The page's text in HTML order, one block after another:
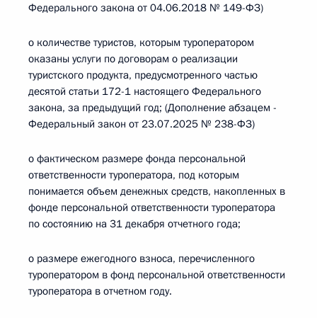
Федерального закона от 04.06.2018 № 149-ФЗ)
о количестве туристов, которым туроператором
оказаны услуги по договорам о реализации
туристского продукта, предусмотренного частью
десятой статьи 172-1 настоящего Федерального
закона, за предыдущий год; (Дополнение абзацем -
Федеральный закон от 23.07.2025 № 238-ФЗ)
о фактическом размере фонда персональной
ответственности туроператора, под которым
понимается объем денежных средств, накопленных в
фонде персональной ответственности туроператора
по состоянию на 31 декабря отчетного года;
о размере ежегодного взноса, перечисленного
туроператором в фонд персональной ответственности
туроператора в отчетном году.